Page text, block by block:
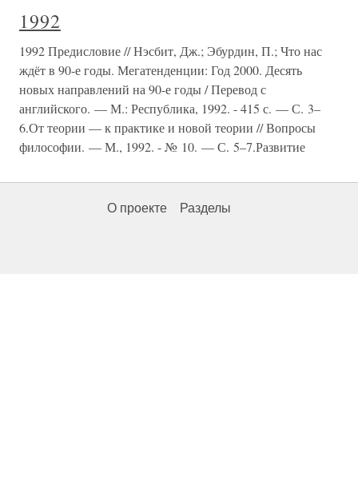
1992
1992 Предисловие // Нэсбит, Дж.; Эбурдин, П.; Что нас
ждёт в 90-е годы. Мегатенденции: Год 2000. Десять
новых направлений на 90-е годы / Перевод с
английского. — М.: Республика, 1992. - 415 с. — С. 3–
6.От теории — к практике и новой теории // Вопросы
философии. — М., 1992. - № 10. — С. 5–7.Развитие
О проекте Разделы